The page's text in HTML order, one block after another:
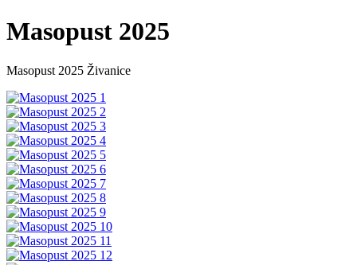
Masopust 2025
Masopust 2025 Živanice